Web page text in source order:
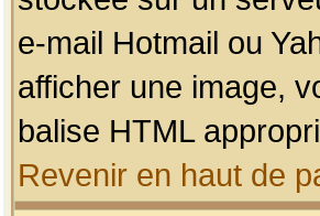
e-mail Hotmail ou
afficher une image,
balise HTML
Revenir en haut de